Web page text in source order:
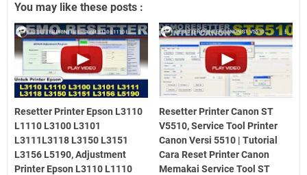
You may like these posts :
Resetter Printer Epson L3110
L1110 L3100 L3101
L3111L3118 L3150 L3151
L3156 L5190, Adjustment
Printer Epson L3110 L1110
Resetter Printer Canon ST
V5510, Service Tool Printer
Canon Versi 5510 | Tutorial
Cara Reset Printer Canon
Memakai Service Tool ST